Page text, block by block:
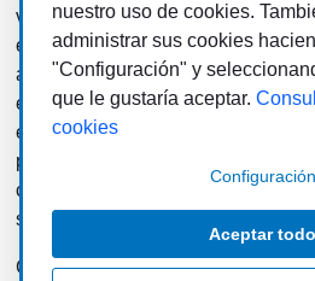
vigente desde el 14 de diciembre
evitar el corte de suministro de
aprueba por parte de Giahsa
elaborado por los servicios
en virtud de la situación
personas que sean incluidas en
con un periodo de dos meses
su deuda.
Giahsa establece dos tipos de
nuestro uso de cookies.
administrar sus cookies
"Configuración" y
que le gustaría aceptar.
cookies
Configuración
Aceptar todo